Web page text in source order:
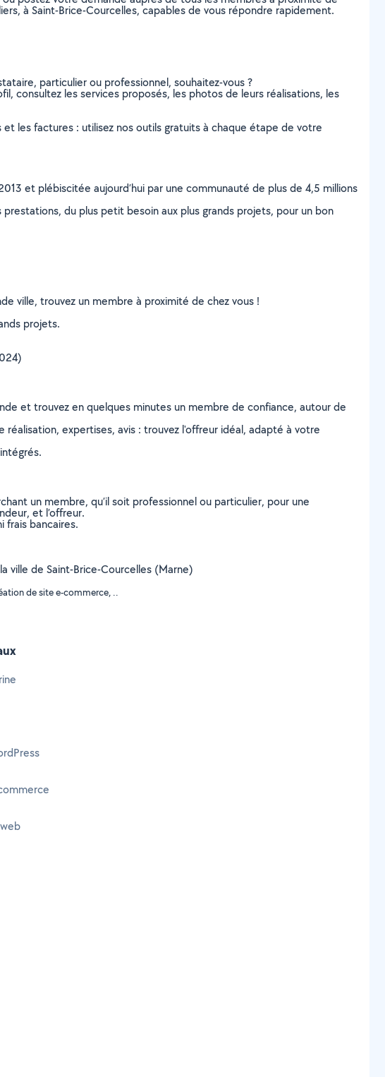
à Saint-Brice-Courcelles, capables de vous répondre rapidement.
particulier ou professionnel, souhaitez-vous ?
consultez les services proposés, les photos de leurs réalisations, les
les factures : utilisez nos outils gratuits à chaque étape de votre
et plébiscitée aujourd’hui par une communauté de plus de 4,5 millions
du plus petit besoin aux plus grands projets, pour un bon
ville, trouvez un membre à proximité de chez vous !
projets.
et trouvez en quelques minutes un membre de confiance, autour de
expertises, avis : trouvez l'offreur idéal, adapté à votre
un membre, qu’il soit professionnel ou particulier, pour une
et l’offreur.
frais bancaires.
ville de Saint-Brice-Courcelles (Marne)
de site e-commerce, ..